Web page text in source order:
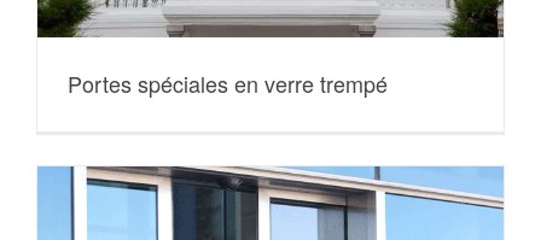
Portes spéciales en verre trempé